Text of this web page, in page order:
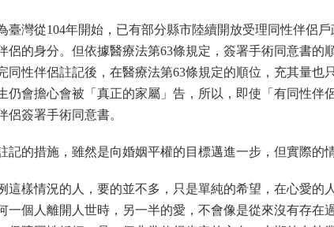
臺灣從104年開始，已有部分縣市陸續開放受理同性伴侶
侶的身分。但依據醫療法第63條規定，簽署手術同意書的
同性伴侶註記後，在醫療法第63條規定的順位，充其量也
仍會擔心會被「真正的家屬」告，所以，即使「有同性伴
侶簽署手術同意書。
記的措施，雖然是向婚姻平權的目標邁進一步，但實際的
這樣情況的人，要的並不多，只是單純的希望，在心愛的
一個人離開人世時，另一半的愛，不會像是從來沒有存在